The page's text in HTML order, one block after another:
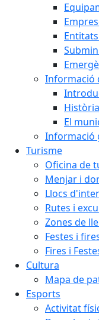
Informació
Història
El
Informació
Turisme
Oficina de
Menjar i
Llocs
Rutes i
Zones de
Festes i
Fires i
Cultura
Mapa de
Esports
Activitat